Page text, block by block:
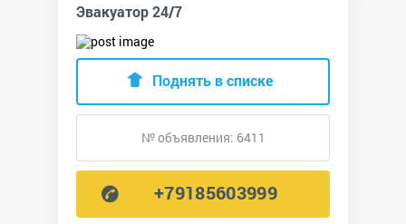
Эвакуатор 24/7
Поднять в списке
№ объявления: 6411
+79185603999